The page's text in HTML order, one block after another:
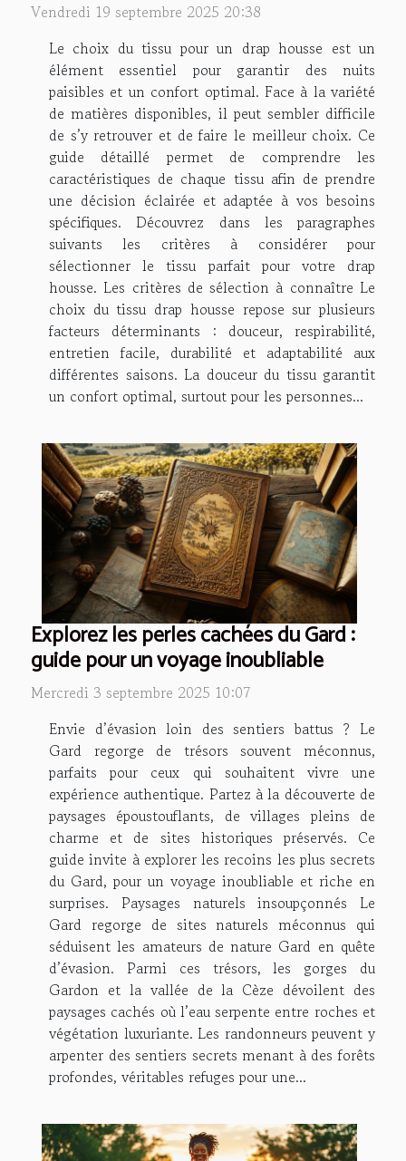
Vendredi 19 septembre 2025 20:38
Le choix du tissu pour un drap housse est un
élément essentiel pour garantir des nuits
paisibles et un confort optimal. Face à la variété
de matières disponibles, il peut sembler difficile
de s’y retrouver et de faire le meilleur choix. Ce
guide détaillé permet de comprendre les
caractéristiques de chaque tissu afin de prendre
une décision éclairée et adaptée à vos besoins
spécifiques. Découvrez dans les paragraphes
suivants les critères à considérer pour
sélectionner le tissu parfait pour votre drap
housse. Les critères de sélection à connaître Le
choix du tissu drap housse repose sur plusieurs
facteurs déterminants : douceur, respirabilité,
entretien facile, durabilité et adaptabilité aux
différentes saisons. La douceur du tissu garantit
un confort optimal, surtout pour les personnes...
Explorez les perles cachées du Gard :
guide pour un voyage inoubliable
Mercredi 3 septembre 2025 10:07
Envie d’évasion loin des sentiers battus ? Le
Gard regorge de trésors souvent méconnus,
parfaits pour ceux qui souhaitent vivre une
expérience authentique. Partez à la découverte de
paysages époustouflants, de villages pleins de
charme et de sites historiques préservés. Ce
guide invite à explorer les recoins les plus secrets
du Gard, pour un voyage inoubliable et riche en
surprises. Paysages naturels insoupçonnés Le
Gard regorge de sites naturels méconnus qui
séduisent les amateurs de nature Gard en quête
d’évasion. Parmi ces trésors, les gorges du
Gardon et la vallée de la Cèze dévoilent des
paysages cachés où l’eau serpente entre roches et
végétation luxuriante. Les randonneurs peuvent y
arpenter des sentiers secrets menant à des forêts
profondes, véritables refuges pour une...